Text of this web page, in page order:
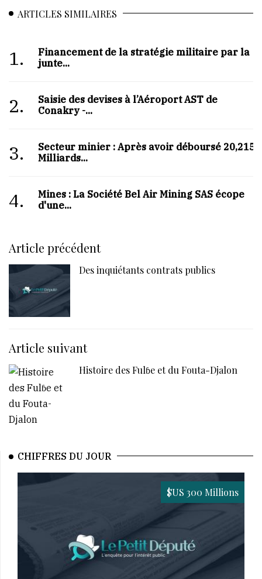
ARTICLES SIMILAIRES
1.
Financement de la stratégie militaire par la
junte...
2.
Saisie des devises à l’Aéroport AST de
Conakry -...
3.
Secteur minier : Après avoir déboursé 20,215
Milliards...
4.
Mines : La Société Bel Air Mining SAS écope
d'une...
Article précédent
Des inquiétants contrats publics
Article suivant
Histoire des Fulɓe et du Fouta-Djalon
CHIFFRES DU JOUR
$US 300 Millions